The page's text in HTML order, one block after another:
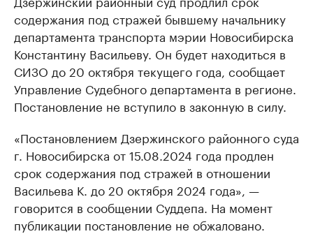
содержания под стражей бывшему начальнику
департамента транспорта мэрии Новосибирска
Константину Васильеву. Он будет находиться в
СИЗО до 20 октября текущего года, сообщает
Управление Судебного департамента в регионе.
Постановление не вступило в законную в силу.
«Постановлением Дзержинского районного суда
г. Новосибирска от 15.08.2024 года продлен
срок содержания под стражей в отношении
Васильева К. до 20 октября 2024 года», —
говорится в сообщении Суддепа. На момент
публикации постановление не обжаловано.